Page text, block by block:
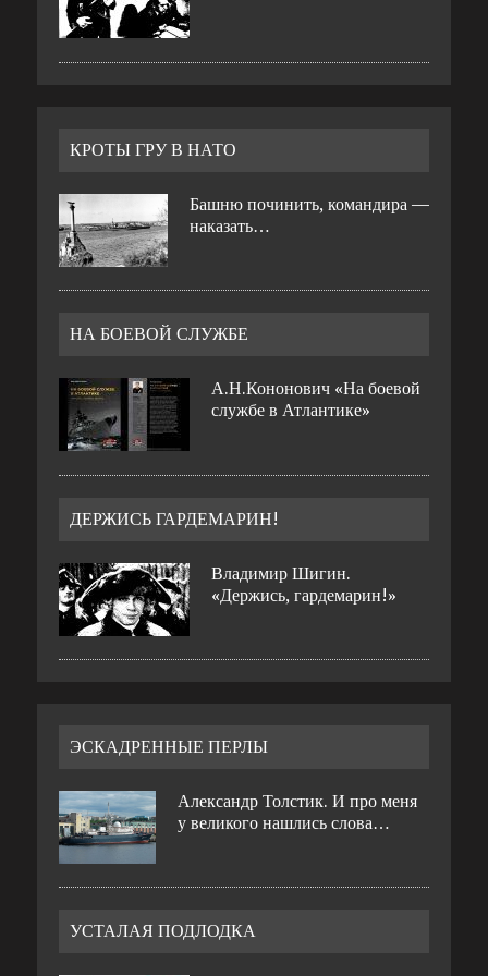
КРОТЫ ГРУ В НАТО
Башню починить, командира —
наказать…
НА БОЕВОЙ СЛУЖБЕ
А.Н.Кононович «На боевой
службе в Атлантике»
ДЕРЖИСЬ ГАРДЕМАРИН!
Владимир Шигин.
«Держись, гардемарин!»
ЭСКАДРЕННЫЕ ПЕРЛЫ
Александр Толстик. И про меня
у великого нашлись слова…
УСТАЛАЯ ПОДЛОДКА